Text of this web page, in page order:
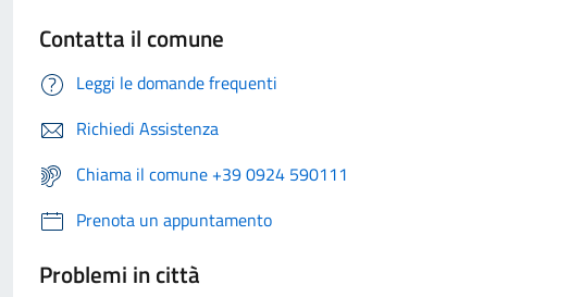
Contatta il comune
Leggi le domande frequenti
Richiedi Assistenza
Chiama il comune +39 0924 590111
Prenota un appuntamento
Problemi in città